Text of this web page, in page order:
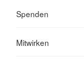
Spenden
Mitwirken